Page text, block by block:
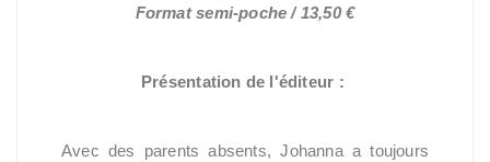
Format semi-poche / 13,50 €
Présentation de l'éditeur :
Avec des parents absents, Johanna a toujours